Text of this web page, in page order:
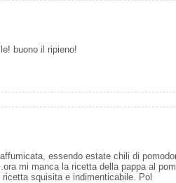
buono il ripieno!
essendo estate chili di
mi manca la ricetta della pappa al
squisita e indimenticabile. Pol